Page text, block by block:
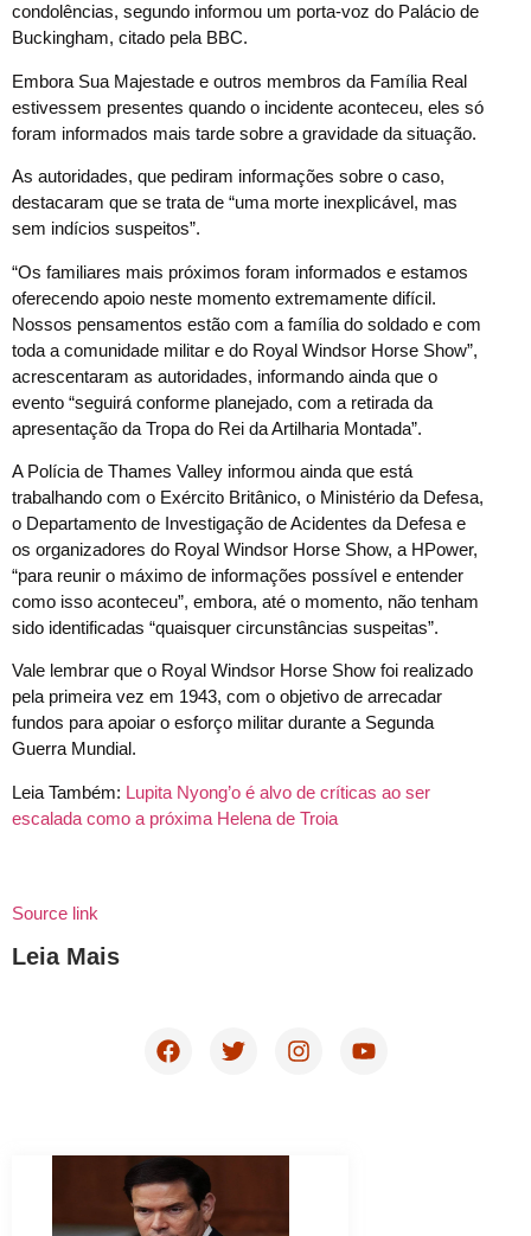
condolências, segundo informou um porta-voz do Palácio de
Buckingham, citado pela BBC.
Embora Sua Majestade e outros membros da Família Real
estivessem presentes quando o incidente aconteceu, eles só
foram informados mais tarde sobre a gravidade da situação.
As autoridades, que pediram informações sobre o caso,
destacaram que se trata de “uma morte inexplicável, mas
sem indícios suspeitos”.
“Os familiares mais próximos foram informados e estamos
oferecendo apoio neste momento extremamente difícil.
Nossos pensamentos estão com a família do soldado e com
toda a comunidade militar e do Royal Windsor Horse Show”,
acrescentaram as autoridades, informando ainda que o
evento “seguirá conforme planejado, com a retirada da
apresentação da Tropa do Rei da Artilharia Montada”.
A Polícia de Thames Valley informou ainda que está
trabalhando com o Exército Britânico, o Ministério da Defesa,
o Departamento de Investigação de Acidentes da Defesa e
os organizadores do Royal Windsor Horse Show, a HPower,
“para reunir o máximo de informações possível e entender
como isso aconteceu”, embora, até o momento, não tenham
sido identificadas “quaisquer circunstâncias suspeitas”.
Vale lembrar que o Royal Windsor Horse Show foi realizado
pela primeira vez em 1943, com o objetivo de arrecadar
fundos para apoiar o esforço militar durante a Segunda
Guerra Mundial.
Leia Também: Lupita Nyong’o é alvo de críticas ao ser
escalada como a próxima Helena de Troia
Source link
Leia Mais